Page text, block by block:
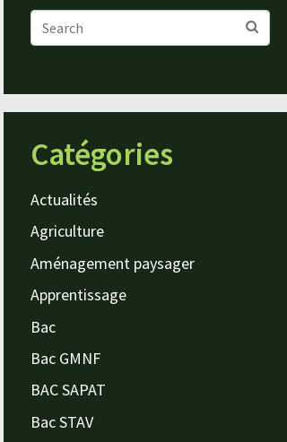
Catégories
Actualités
Agriculture
Aménagement paysager
Apprentissage
Bac
Bac GMNF
BAC SAPAT
Bac STAV